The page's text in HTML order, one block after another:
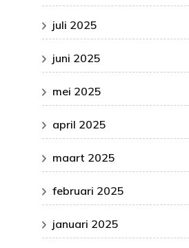
juli 2025
juni 2025
mei 2025
april 2025
maart 2025
februari 2025
januari 2025